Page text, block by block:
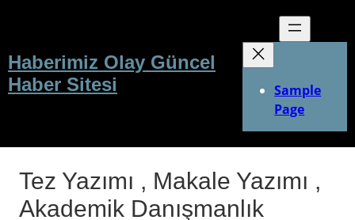
Haberimiz Olay Güncel
Haber Sitesi
Sample
Page
Tez Yazımı , Makale Yazımı ,
Akademik Danışmanlık